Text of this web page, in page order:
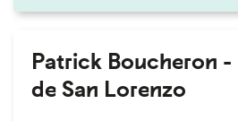
Patrick Boucheron -
de San Lorenzo